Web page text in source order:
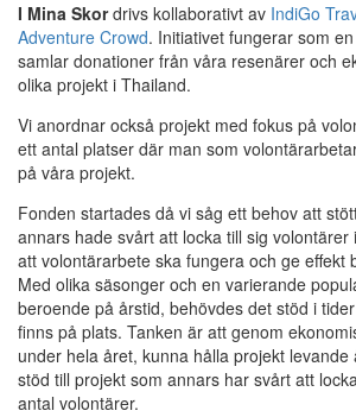
I Mina Skordrivs kollaborativt av IndiGo
Adventure Crowd. Initiativet fungerar som
samlar donationer från våra resenärer och
olika projekt i Thailand.
Vi anordnar också projekt med fokus på
ett antal platser där man som
på våra projekt.
Fonden startades då vi såg ett behov att
annars hade svårt att locka till sig
att volontärarbete ska fungera och ge effekt
Med olika säsonger och en varierande
beroende på årstid, behövdes det stöd i
finns på plats. Tanken är att genom
under hela året, kunna hålla projekt
stöd till projekt som annars har svårt att
antal volontärer.